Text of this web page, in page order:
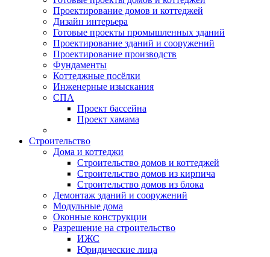
Проектирование домов и коттеджей
Дизайн интерьера
Готовые проекты промышленных зданий
Проектирование зданий и сооружений
Проектирование производств
Фундаменты
Коттеджные посёлки
Инженерные изыскания
СПА
Проект бассейна
Проект хамама
Строительство
Дома и коттеджи
Строительство домов и коттеджей
Строительство домов из кирпича
Строительство домов из блока
Демонтаж зданий и сооружений
Модульные дома
Оконные конструкции
Разрешение на строительство
ИЖС
Юридические лица